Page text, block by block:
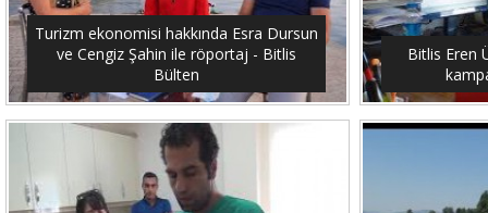
Turizm ekonomisi hakkında Esra Dursun
ve Cengiz Şahin ile röportaj - Bitlis
Bülten
Bitlis Eren